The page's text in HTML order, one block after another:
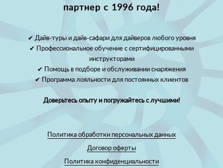
партнер с 1996 года!
✔ Дайв-туры и дайв-сафари для дайверов любого уровня
✔ Профессиональное обучение с сертифицированными
инструкторами
✔ Помощь в подборе и обслуживании снаряжения
✔ Программа лояльности для постоянных клиентов
Доверьтесь опыту и погружайтесь с лучшими!
Политика обработки персональных данных
Договор оферты
Политика конфиденциальности